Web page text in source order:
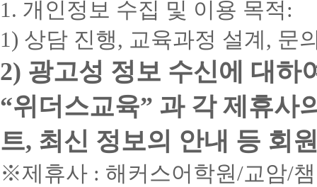
1. 개인정보 수집 및 이용 목적:
1) 상담 진행, 교육과정 설계, 문
2) 광고성 정보 수신에 대하
“위더스교육” 과 각 제휴사
트, 최신 정보의 안내 등 회
※제휴사 : 해커스어학원/교암/